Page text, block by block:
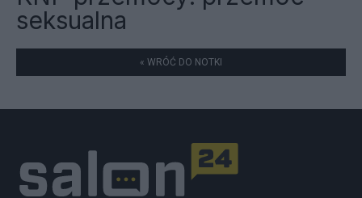
seksualna
« WRÓĆ DO NOTKI